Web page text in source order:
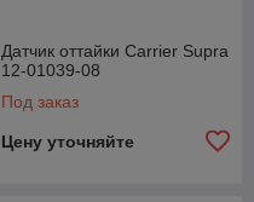
Датчик оттайки Carrier Supra
12-01039-08
Под заказ
Цену уточняйте